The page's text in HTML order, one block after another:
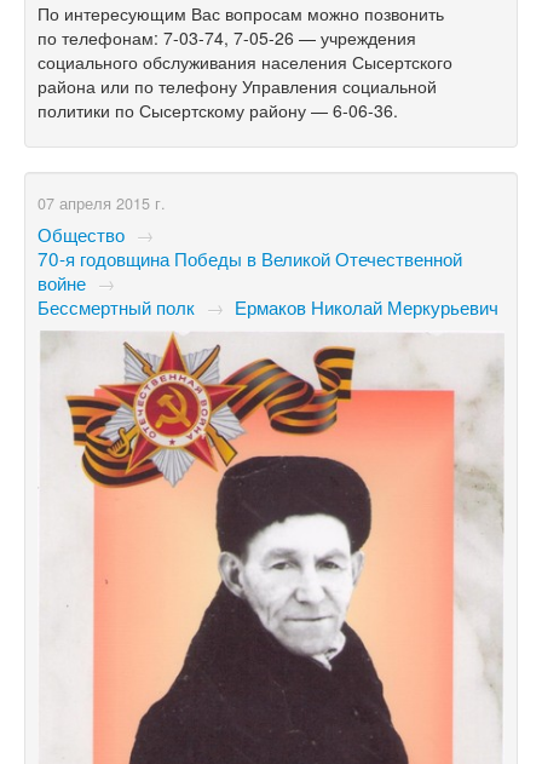
По интересующим Вас вопросам можно позвонить
по телефонам: 7-03-74, 7-05-26 — учреждения
социального обслуживания населения Сысертского
района или по телефону Управления социальной
политики по Сысертскому району — 6-06-36.
07 апреля 2015 г.
Общество →
70-я годовщина Победы в Великой Отечественной
войне →
Бессмертный полк → Ермаков Николай Меркурьевич